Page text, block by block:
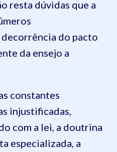
resta dúvidas que a
do pacto
da ensejo a
constantes
injustificadas,
com a lei, a doutrina
especializada, a